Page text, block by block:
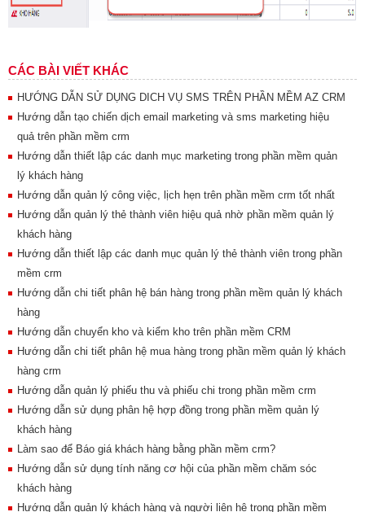
CÁC BÀI VIẾT KHÁC
HƯỚNG DẪN SỬ DỤNG DICH VỤ SMS TRÊN PHẦN MỀM AZ CRM
Hướng dẫn tạo chiến dịch email marketing và sms marketing hiệu
quả trên phần mềm crm
Hướng dẫn thiết lập các danh mục marketing trong phần mềm quản
lý khách hàng
Hướng dẫn quản lý công việc, lịch hẹn trên phần mềm crm tốt nhất
Hướng dẫn quản lý thẻ thành viên hiệu quả nhờ phần mềm quản lý
khách hàng
Hướng dẫn thiết lập các danh mục quản lý thẻ thành viên trong phần
mềm crm
Hướng dẫn chi tiết phân hệ bán hàng trong phần mềm quản lý khách
hàng
Hướng dẫn chuyển kho và kiểm kho trên phần mềm CRM
Hướng dẫn chi tiết phân hệ mua hàng trong phần mềm quản lý khách
hàng crm
Hướng dẫn quản lý phiếu thu và phiếu chi trong phần mềm crm
Hướng dẫn sử dụng phân hệ hợp đồng trong phần mềm quản lý
khách hàng
Làm sao để Báo giá khách hàng bằng phần mềm crm?
Hướng dẫn sử dụng tính năng cơ hội của phần mềm chăm sóc
khách hàng
Hướng dẫn quản lý khách hàng và người liên hệ trong phần mềm